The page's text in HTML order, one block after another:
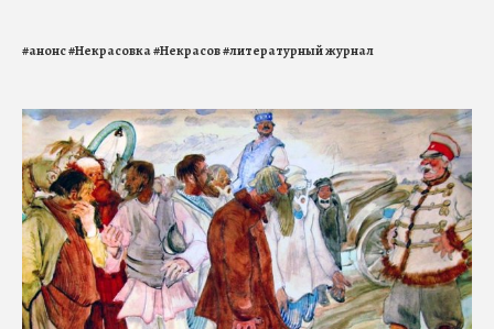
#анонс#Некрасовка#Некрасов#литературный журнал